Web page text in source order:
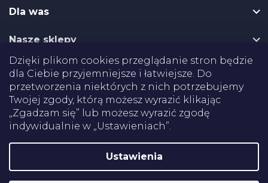
Dzięki plikom cookies przeglądanie stron będzie
dla Ciebie przyjemniejsze i łatwiejsze. Do
przetworzenia niektórych z nich potrzebujemy
Twojej zgody, którą możesz wyrazić klikając
„Zgadzam się” lub możesz wyrazić zgodę
indywidualnie w „Ustawieniach”.
Ustawienia
Dla was
Nasze sklepy
Certifikaty
Dostawa
Płatności